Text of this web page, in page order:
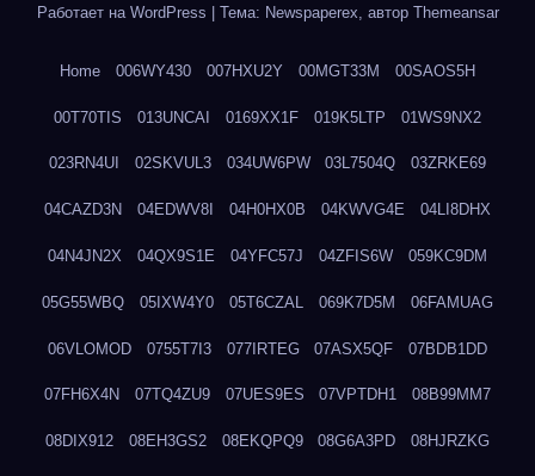
Работает на WordPress Тема: Newspaperex, автор Themeansar
Home 006WY430 007HXU2Y 00MGT33M 00SAOS5H
00T70TIS 013UNCAI 0169XX1F 019K5LTP 01WS9NX2
023RN4UI 02SKVUL3 034UW6PW 03L7504Q 03ZRKE69
04CAZD3N 04EDWV8I 04H0HX0B 04KWVG4E 04LI8DHX
04N4JN2X 04QX9S1E 04YFC57J 04ZFIS6W 059KC9DM
05G55WBQ 05IXW4Y0 05T6CZAL 069K7D5M 06FAMUAG
06VLOMOD 0755T7I3 077IRTEG 07ASX5QF 07BDB1DD
07FH6X4N 07TQ4ZU9 07UES9ES 07VPTDH1 08B99MM7
08DIX912 08EH3GS2 08EKQPQ9 08G6A3PD 08HJRZKG